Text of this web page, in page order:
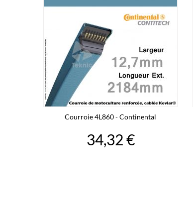
Courroie 4L860 - Continental
34,32 €